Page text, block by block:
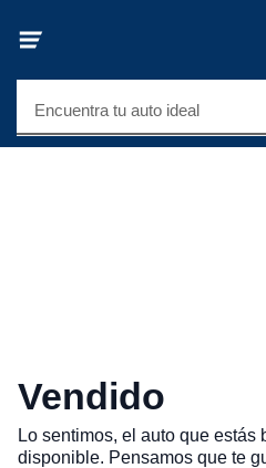
Encuentra tu auto ideal
Vendido
Lo sentimos, el auto que estás
disponible. Pensamos que te